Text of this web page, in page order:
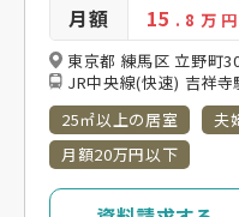
月額 15 . 8 万
東京都 練馬区 立野町
JR中央線(快速) 吉祥寺
25㎡以上の居室
夫
月額20万円以下